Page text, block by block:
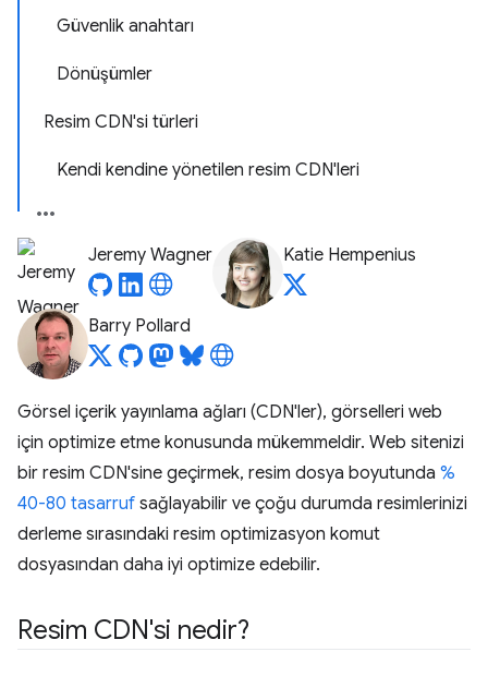
Güvenlik anahtarı
Dönüşümler
Resim CDN'si türleri
Kendi kendine yönetilen resim CDN'leri
Jeremy Wagner Katie Hempenius
Barry Pollard
Görsel içerik yayınlama ağları (CDN'ler), görselleri web
için optimize etme konusunda mükemmeldir. Web sitenizi
bir resim CDN'sine geçirmek, resim dosya boyutunda %
40-80 tasarruf sağlayabilir ve çoğu durumda resimlerinizi
derleme sırasındaki resim optimizasyon komut
dosyasından daha iyi optimize edebilir.
Resim CDN'si nedir?